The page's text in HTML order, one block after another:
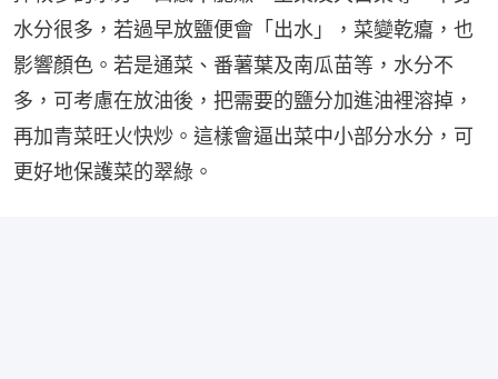
水分很多，若過早放鹽便會「出水」，菜變乾癟，也
影響顏色。若是通菜、番薯葉及南瓜苗等，水分不
多，可考慮在放油後，把需要的鹽分加進油裡溶掉，
再加青菜旺火快炒。這樣會逼出菜中小部分水分，可
更好地保護菜的翠綠。